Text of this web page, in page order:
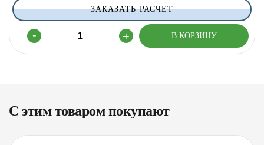
ЗАКАЗАТЬ РАСЧЕТ
С этим товаром покупают